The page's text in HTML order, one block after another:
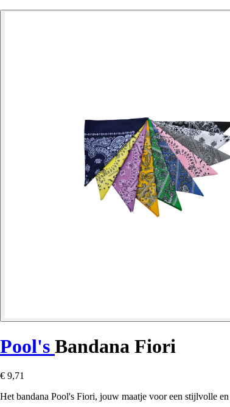
Pool's Bandana Fiori
€ 9,71
Het bandana Pool's Fiori, jouw maatje voor een stijlvolle